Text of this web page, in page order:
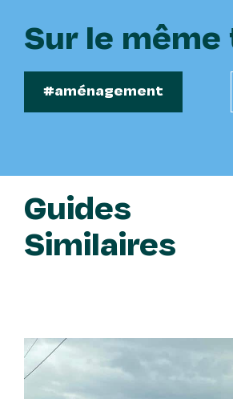
Sur le
#aménagement
Guides
Similaires